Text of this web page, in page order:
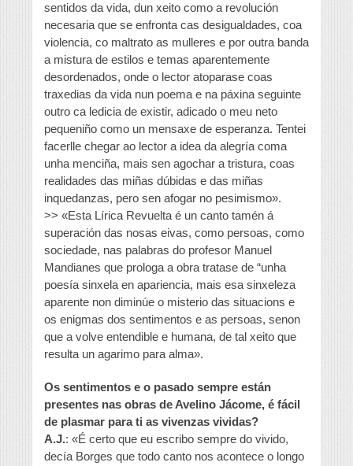
sentidos da vida, dun xeito como a revolución
necesaria que se enfronta cas desigualdades, coa
violencia, co maltrato as mulleres e por outra banda
a mistura de estilos e temas aparentemente
desordenados, onde o lector atoparase coas
traxedias da vida nun poema e na páxina seguinte
outro ca ledicia de existir, adicado o meu neto
pequeniño como un mensaxe de esperanza. Tentei
facerlle chegar ao lector a idea da alegría coma
unha menciña, mais sen agochar a tristura, coas
realidades das miñas dúbidas e das miñas
inquedanzas, pero sen afogar no pesimismo».
>> «Esta Lírica Revuelta é un canto tamén á
superación das nosas eivas, como persoas, como
sociedade, nas palabras do profesor Manuel
Mandianes que prologa a obra tratase de “unha
poesía sinxela en apariencia, mais esa sinxeleza
aparente non diminúe o misterio das situacions e
os enigmas dos sentimentos e as persoas, senon
que a volve entendible e humana, de tal xeito que
resulta un agarimo para alma».
Os sentimentos e o pasado sempre están
presentes nas obras de Avelino Jácome, é fácil
de plasmar para ti as vivenzas vividas?
A.J.: «É certo que eu escribo sempre do vivido,
decía Borges que todo canto nos acontece o longo